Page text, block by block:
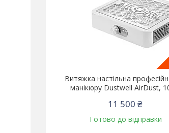
Витяжка настільна
манікюру Dustwell AirDust,
11 500 ₴
Готово до відправки